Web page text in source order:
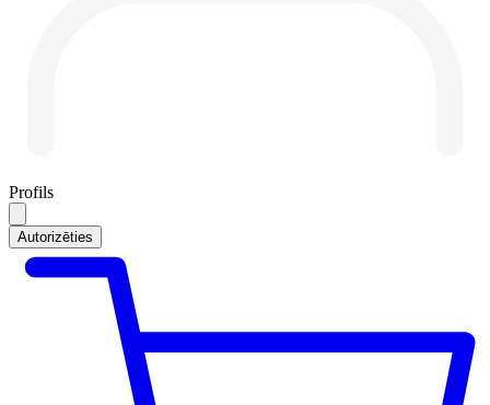
Profils
Autorizēties